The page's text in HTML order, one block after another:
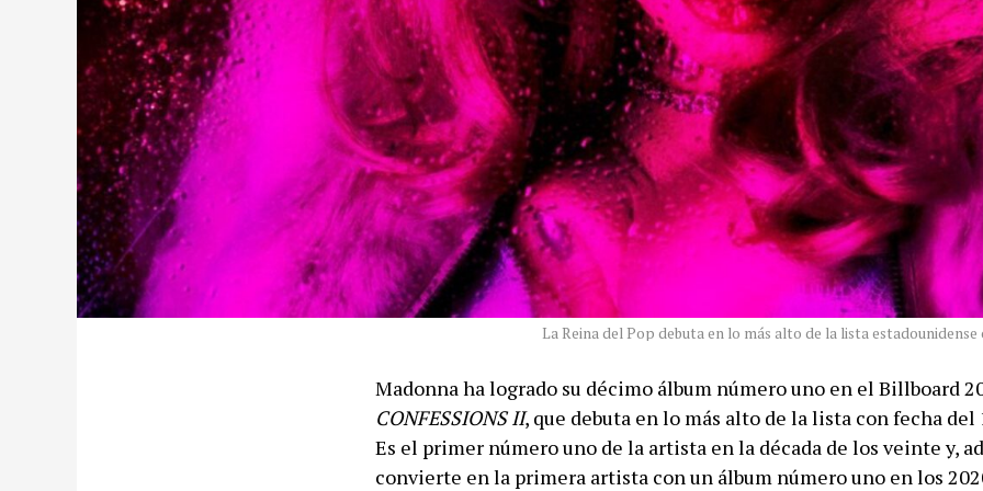
La Reina del Pop debuta en lo más alto de la lista
Madonna ha logrado su décimo álbum número uno en el Billboard
CONFESSIONS II, que debuta en lo más alto de la lista con fecha del
Es el primer número uno de la artista en la década de los veinte y,
convierte en la primera artista con un álbum número uno en los